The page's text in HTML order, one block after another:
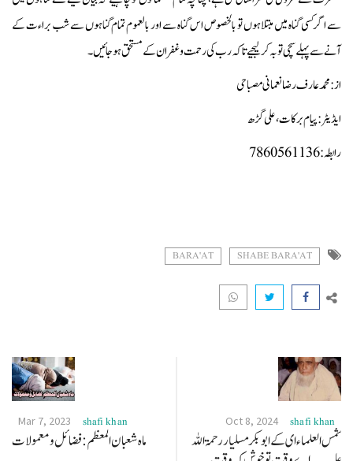
سے اگرکسی گناہ میں مبتلا ہوں تو بالخصوص اس گناہ سے اور بالعموم تمام گناہوں سے شب براءت کے
آنے سے پہلے سچی توبہ کرلیجیےتاکہ رب کی رحمت و غفران کے مستحق ہوجائیں۔
از: محمد عارف رضا نعمانی مصباحی
ایڈیٹر: پیام برکات،علی گڑھ
رابطہ: 7860561136
SHABE BARA'AT
BARA'AT
shafi khan
Oct 8, 2024
شمس العلماء ای کے ابو بکر مسلیار رحمۃ اللہ
shafi khan
Mar 7, 2023
ماہ شعبان المعظم:فضائل و معمولات